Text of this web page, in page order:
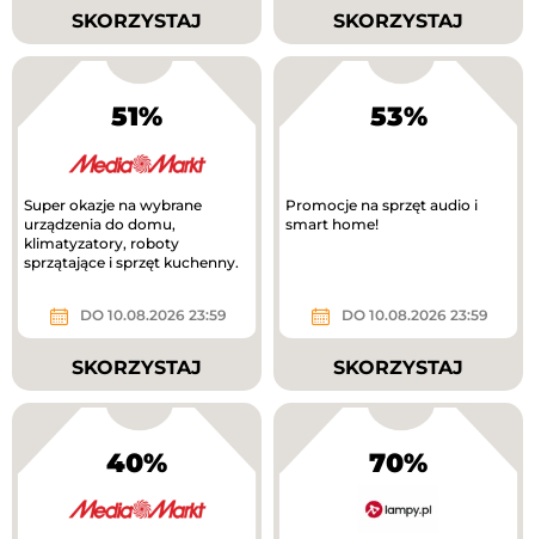
SKORZYSTAJ SKORZYSTAJ
51%
Super okazje na wybrane
urządzenia do domu,
klimatyzatory, roboty
sprzątające i sprzęt kuchenny.
DO 10.08.2026 23:59
SKORZYSTAJ
53%
Promocje na sprzęt audio i
smart home!
DO 10.08.2026 23:59
SKORZYSTAJ
40% 70%